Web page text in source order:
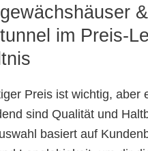
&
im Preis-
Preis ist wichtig, aber
sind Qualität und
basiert auf